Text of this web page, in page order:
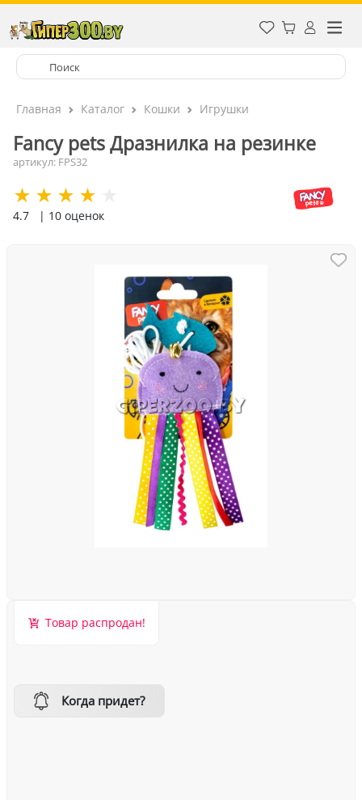
Главная Каталог Кошки Игрушки
Fancy pets Дразнилка на резинке
артикул: FPS32
4.7 | 10 оценок
Товар распродан!
Когда придет?